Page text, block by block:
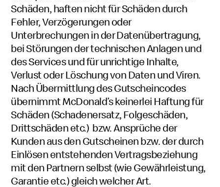
Schäden, haften nicht für Schäden durch
Fehler, Verzögerungen oder
Unterbrechungen in der Datenübertragung,
bei Störungen der technischen Anlagen und
des Services und für unrichtige Inhalte,
Verlust oder Löschung von Daten und Viren.
NachÜbermittlungdes Gutscheincodes
übernimmt McDonald’s keinerlei Haftung für
Schäden (Schadenersatz, Folgeschäden,
Drittschäden etc.) bzw. Ansprüche der
Kunden aus den Gutscheinen bzw. der durch
Einlösen entstehenden Vertragsbeziehung
mit den Partnern selbst (wie Gewährleistung,
Garantie etc.) gleich welcher Art.